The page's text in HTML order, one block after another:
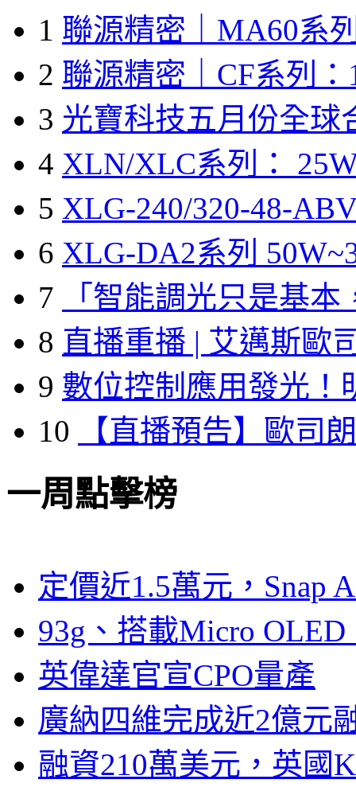
1 聯源精密｜MA60系
2 聯源精密｜CF系列：
3 光寶科技五月份全球
4 XLN/XLC系列：
5 XLG-240/320-48-
6 XLG-DA2系列
7
「智能調光只是基本
8 直播重播 | 艾邁斯歐
9 數位控制應用發光！
10
【直播預告】歐司
一周點擊榜
定價近1.5萬元，Snap
93g、搭載Micro
英偉達官宣CPO量產
廣納四維完成近2億元
融資210萬美元，英國